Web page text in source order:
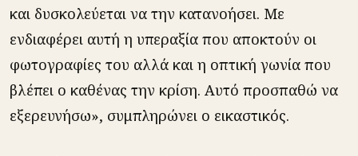
και δυσκολεύεται να την κατανοήσει. Με
ενδιαφέρει αυτή η υπεραξία που αποκτούν οι
φωτογραφίες του αλλά και η οπτική γωνία που
βλέπει ο καθένας την κρίση. Αυτό προσπαθώ να
εξερευνήσω», συμπληρώνει ο εικαστικός.